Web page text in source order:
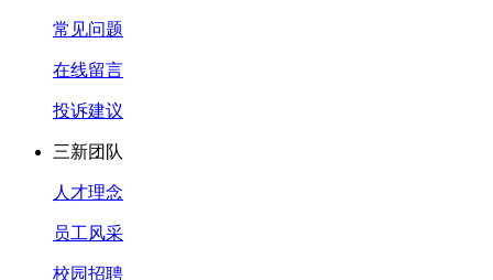
常见问题
在线留言
投诉建议
三新团队
人才理念
员工风采
校园招聘